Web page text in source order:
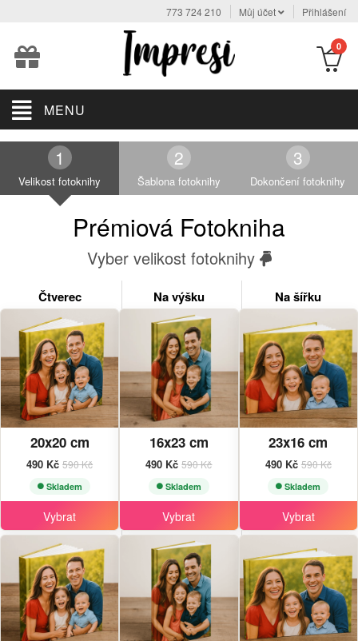
773 724 210 Můj účet Přihlášení
0
MENU
Velikost fotoknihy Šablona fotoknihy Dokončení fotoknihy
Prémiová Fotokniha
Vyber velikost fotoknihy
Čtverec
20x20 cm
490 Kč590 Kč
Skladem
Vybrat
Na výšku
16x23 cm
490 Kč590 Kč
Skladem
Vybrat
Na šířku
23x16 cm
490 Kč 590 Kč
Skladem
Vybrat